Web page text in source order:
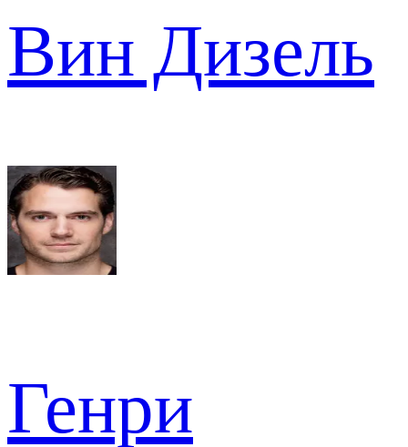
Вин Дизель
Генри